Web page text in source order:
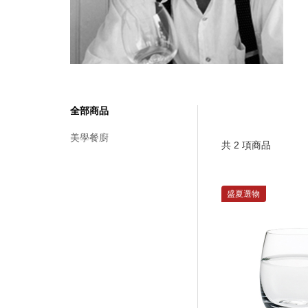
全部商品
美學餐廚
共 2 項商品
盛夏選物